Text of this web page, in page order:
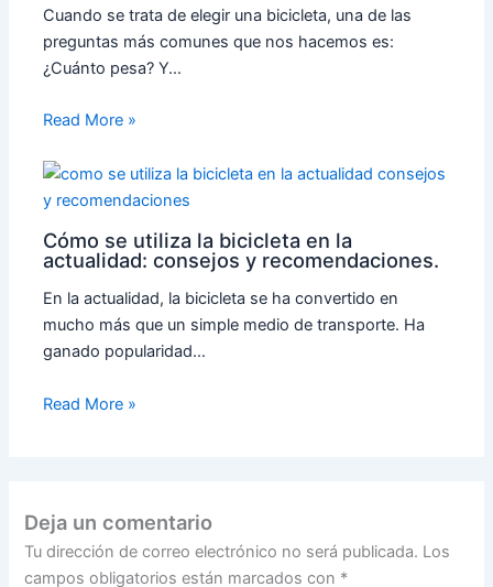
Cuando se trata de elegir una bicicleta, una de las
preguntas más comunes que nos hacemos es:
¿Cuánto pesa? Y…
Read More »
Cómo se utiliza la bicicleta en la
actualidad: consejos y recomendaciones.
En la actualidad, la bicicleta se ha convertido en
mucho más que un simple medio de transporte. Ha
ganado popularidad…
Read More »
Deja un comentario
Tu dirección de correo electrónico no será publicada. Los
campos obligatorios están marcados con *